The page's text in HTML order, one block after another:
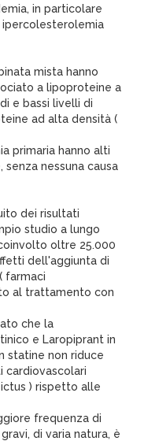
in particolare
ipercolesterolemia
mista hanno
a lipoproteine a
e bassi livelli di
ad alta densità (
primaria hanno alti
nessuna causa
dei risultati
studio a lungo
oltre 25.000
dell'aggiunta di
farmaci
al trattamento con
che la
e Laropiprant in
statine non riduce
cardiovascolari
) rispetto alle
frequenza di
di varia natura, è